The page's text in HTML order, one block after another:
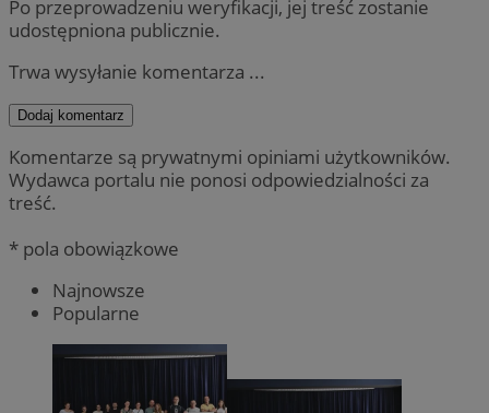
Po przeprowadzeniu weryfikacji, jej treść zostanie
udostępniona publicznie.
Trwa wysyłanie komentarza ...
Dodaj komentarz
Komentarze są prywatnymi opiniami użytkowników.
Wydawca portalu nie ponosi odpowiedzialności za
treść.
* pola obowiązkowe
Najnowsze
Popularne